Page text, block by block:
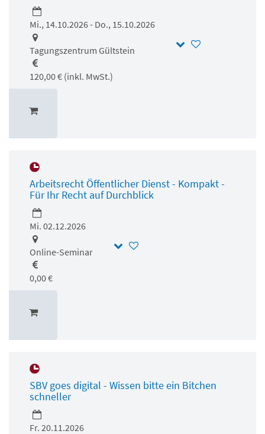
Mi., 14.10.2026 - Do., 15.10.2026
Tagungszentrum Gültstein
120,00 € (inkl. MwSt.)
Arbeitsrecht Öffentlicher Dienst - Kompakt -
Für Ihr Recht auf Durchblick
Mi. 02.12.2026
Online-Seminar
0,00 €
SBV goes digital - Wissen bitte ein Bitchen
schneller
Fr. 20.11.2026